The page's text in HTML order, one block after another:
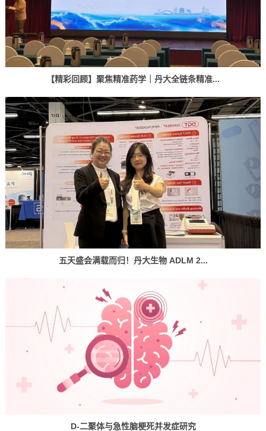
【精彩回顾】聚焦精准药学｜丹大全链条精准...
五天盛会满载而归！丹大生物 ADLM 2...
D-二聚体与急性脑梗死并发症研究